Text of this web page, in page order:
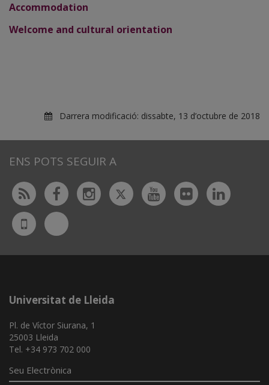
Accommodation
Welcome and cultural orientation
Darrera modificació: dissabte, 13 d’octubre de 2018
ENS POTS SEGUIR A
Rss FacebookInstagram
TwitterYoutubeFlickr
UdL
App
Bluesky
Universitat de Lleida
Pl. de Víctor Siurana, 1
25003 Lleida
Tel. +34 973 702 000
Seu Electrònica